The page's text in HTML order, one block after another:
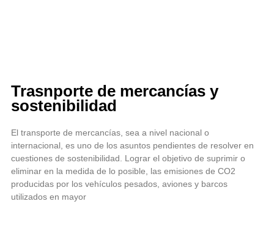
Trasnporte de mercancías y
sostenibilidad
El transporte de mercancías, sea a nivel nacional o
internacional, es uno de los asuntos pendientes de resolver en
cuestiones de sostenibilidad. Lograr el objetivo de suprimir o
eliminar en la medida de lo posible, las emisiones de CO2
producidas por los vehículos pesados, aviones y barcos
utilizados en mayor